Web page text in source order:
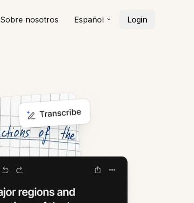
Sobre nosotros Español Login